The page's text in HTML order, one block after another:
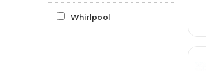
Whirlpool